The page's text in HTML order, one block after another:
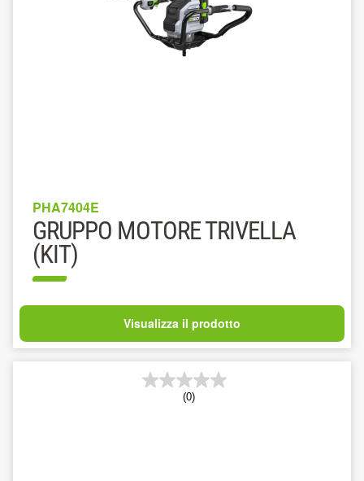
PHA7404E
GRUPPO MOTORE TRIVELLA
(KIT)
Visualizza il prodotto
(0)